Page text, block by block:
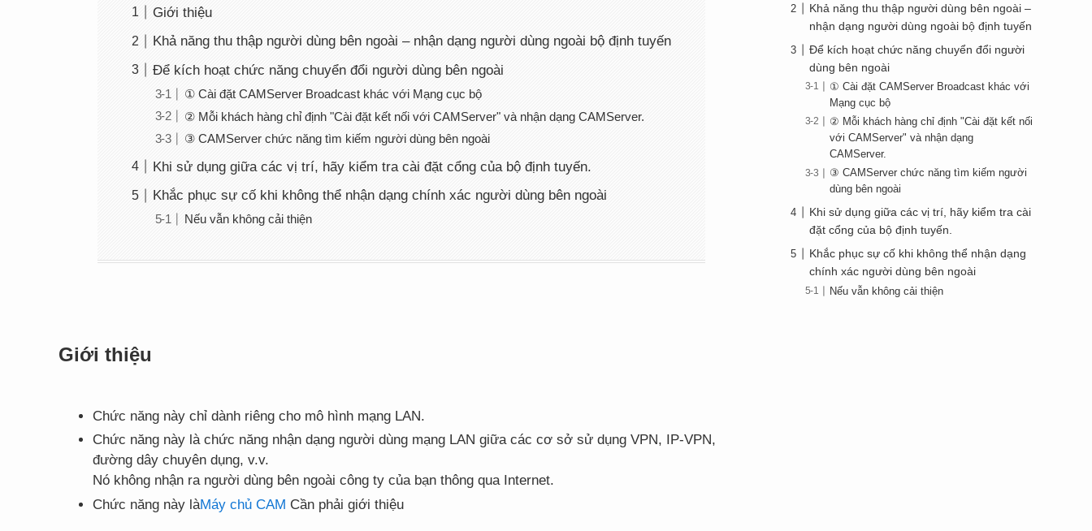
Giới thiệu
Khả năng thu thập người dùng bên ngoài – nhận dạng người dùng ngoài bộ định tuyến
Để kích hoạt chức năng chuyển đổi người dùng bên ngoài
① Cài đặt CAMServer Broadcast khác với Mạng cục bộ
② Mỗi khách hàng chỉ định "Cài đặt kết nối với CAMServer" và nhận dạng CAMServer.
③ CAMServer chức năng tìm kiếm người dùng bên ngoài
Khi sử dụng giữa các vị trí, hãy kiểm tra cài đặt cổng của bộ định tuyến.
Khắc phục sự cố khi không thể nhận dạng chính xác người dùng bên ngoài
Nếu vẫn không cải thiện
Giới thiệu
Chức năng này chỉ dành riêng cho mô hình mạng LAN.
Chức năng này là chức năng nhận dạng người dùng mạng LAN giữa các cơ sở sử dụng VPN, IP-VPN,
đường dây chuyên dụng, v.v.
Nó không nhận ra người dùng bên ngoài công ty của bạn thông qua Internet.
Chức năng này làMáy chủ CAM Cần phải giới thiệu
Khả năng thu thập người dùng bên ngoài –
nhận dạng người dùng ngoài bộ định tuyến
Để kích hoạt chức năng chuyển đổi người
dùng bên ngoài
① Cài đặt CAMServer Broadcast khác với
Mạng cục bộ
② Mỗi khách hàng chỉ định "Cài đặt kết nối
với CAMServer" và nhận dạng
CAMServer.
③ CAMServer chức năng tìm kiếm người
dùng bên ngoài
Khi sử dụng giữa các vị trí, hãy kiểm tra cài
đặt cổng của bộ định tuyến.
Khắc phục sự cố khi không thể nhận dạng
chính xác người dùng bên ngoài
Nếu vẫn không cải thiện